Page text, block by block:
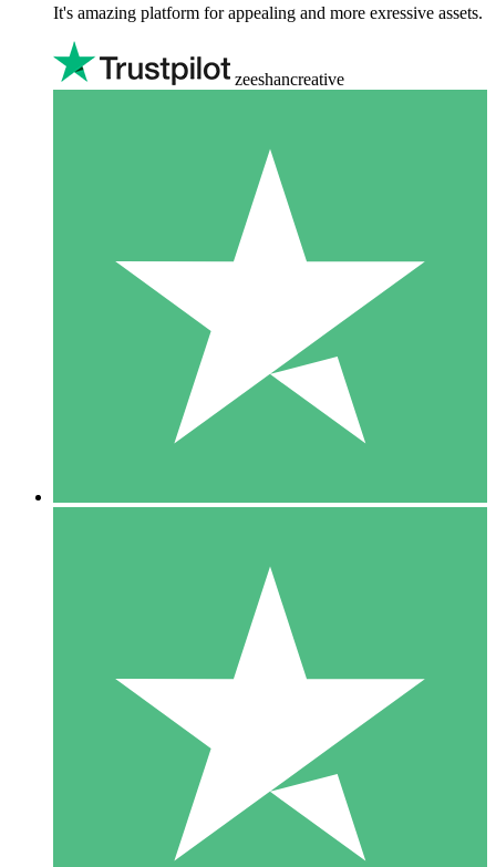
It's amazing platform for appealing and more exressive assets.
zeeshancreative